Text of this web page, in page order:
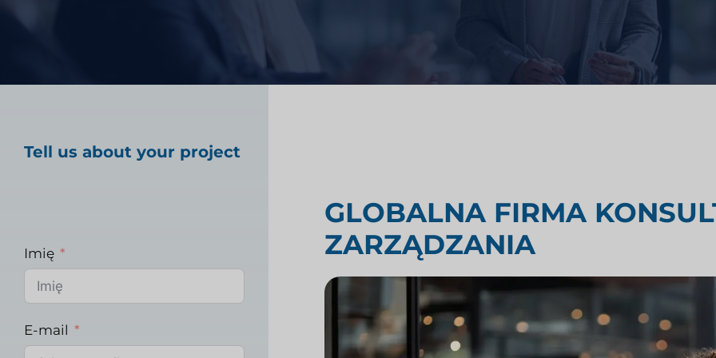
Badania rynku opieki zdrowotnej Badania oceny rynku
GLOBALNA FIRMA
ZARZĄDZANIA
Tell us about your project
Imię
E-mail